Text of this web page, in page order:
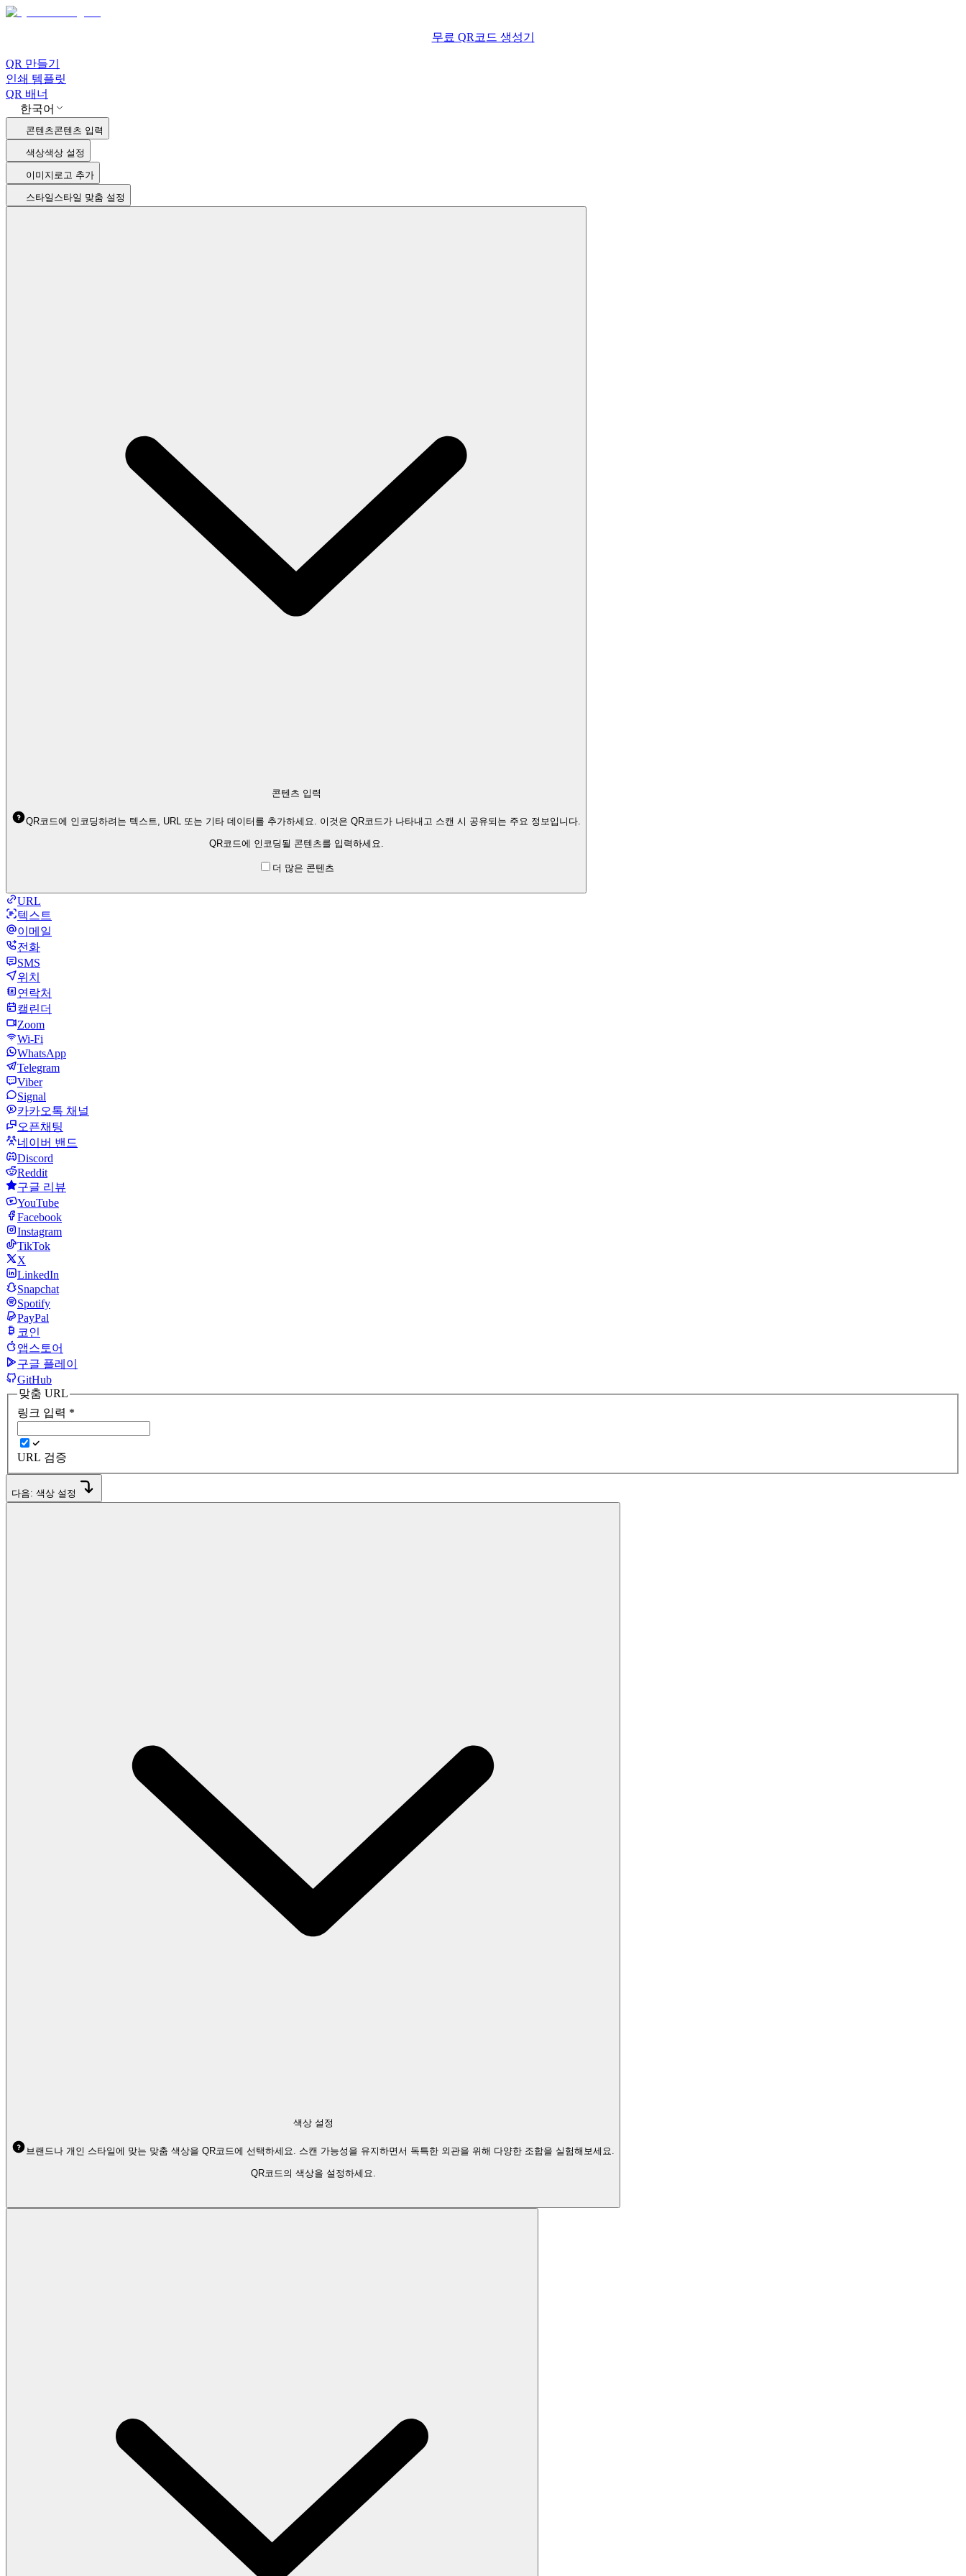
무료 QR코드 생성기
QR 만들기
인쇄 템플릿
QR 배너
한국어
콘텐츠콘텐츠 입력
색상색상 설정
이미지 로고 추가
스타일 스타일 맞춤 설정
콘텐츠 입력
QR코드에 인코딩하려는 텍스트, URL 또는 기타 데이터를 추가하세요. 이것은 QR코드가 나타내고 스캔 시 공유되는 주요 정보입니다.
QR코드에 인코딩될 콘텐츠를 입력하세요.
더 많은 콘텐츠
URL
텍스트
이메일
전화
SMS
위치
연락처
캘린더
Zoom
Wi-Fi
WhatsApp
Telegram
Viber
Signal
카카오톡 채널
오픈채팅
네이버 밴드
Discord
Reddit
구글 리뷰
YouTube
Facebook
Instagram
TikTok
X
LinkedIn
Snapchat
Spotify
PayPal
코인
앱스토어
구글 플레이
GitHub
맞춤 URL
링크 입력 *
URL 검증
다음: 색상 설정
색상 설정
브랜드나 개인 스타일에 맞는 맞춤 색상을 QR코드에 선택하세요. 스캔 가능성을 유지하면서 독특한 외관을 위해 다양한 조합을 실험해보세요.
QR코드의 색상을 설정하세요.